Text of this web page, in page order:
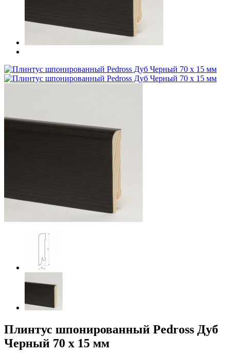
Плинтус шпонированный Pedross Дуб
Черный 70 x 15 мм